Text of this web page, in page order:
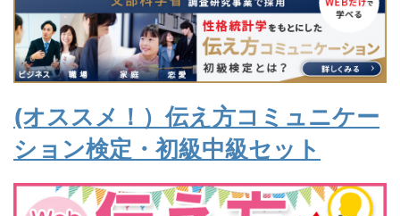
(オススメ ！ ）伝え方コミュニケー
ション検定・初級中級セット